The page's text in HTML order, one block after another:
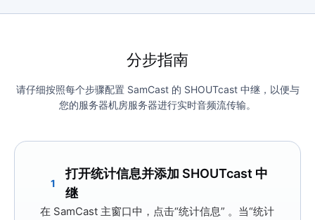
分步指南
请仔细按照每个步骤配置 SamCast 的 SHOUTcast 中继，以便与
您的服务器机房服务器进行实时音频流传输。
1
打开统计信息并添加 SHOUTcast 中
继
在 SamCast 主窗口中，点击“统计信息” 。当“统计